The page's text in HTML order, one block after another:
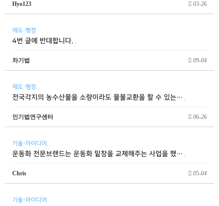
Hyo123 03-26
제도·행정
4번 글에 반대합니다.
차기법 09-04
제도·행정
전국각지의 농수산물을 소량이라도 물물교환을 할 수 있는…
인기법연구센터 06-26
기술·아이디어
운동화 전문브랜드는 운동화 밑창을 교체해주는 사업을 했…
Chris 05-04
기술·아이디어